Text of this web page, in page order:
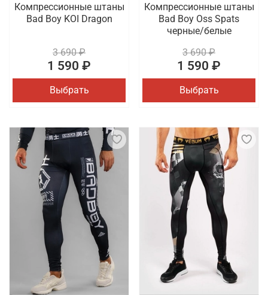
Компрессионные штаны
Bad Boy KOI Dragon
3 690 ₽
1 590 ₽
Выбрать
Компрессионные штаны
Bad Boy Oss Spats
черные/белые
3 690 ₽
1 590 ₽
Выбрать